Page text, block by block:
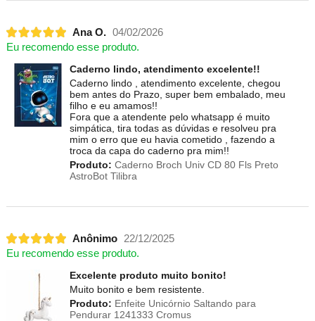
Ana O. 04/02/2026
Eu recomendo esse produto.
Caderno lindo, atendimento excelente!!
Caderno lindo , atendimento excelente, chegou
bem antes do Prazo, super bem embalado, meu
filho e eu amamos!!
Fora que a atendente pelo whatsapp é muito
simpática, tira todas as dúvidas e resolveu pra
mim o erro que eu havia cometido , fazendo a
troca da capa do caderno pra mim!!
Produto: Caderno Broch Univ CD 80 Fls Preto
AstroBot Tilibra
Anônimo
22/12/2025
Eu recomendo esse produto.
Excelente produto muito bonito!
Muito bonito e bem resistente.
Produto: Enfeite Unicórnio Saltando para
Pendurar 1241333 Cromus